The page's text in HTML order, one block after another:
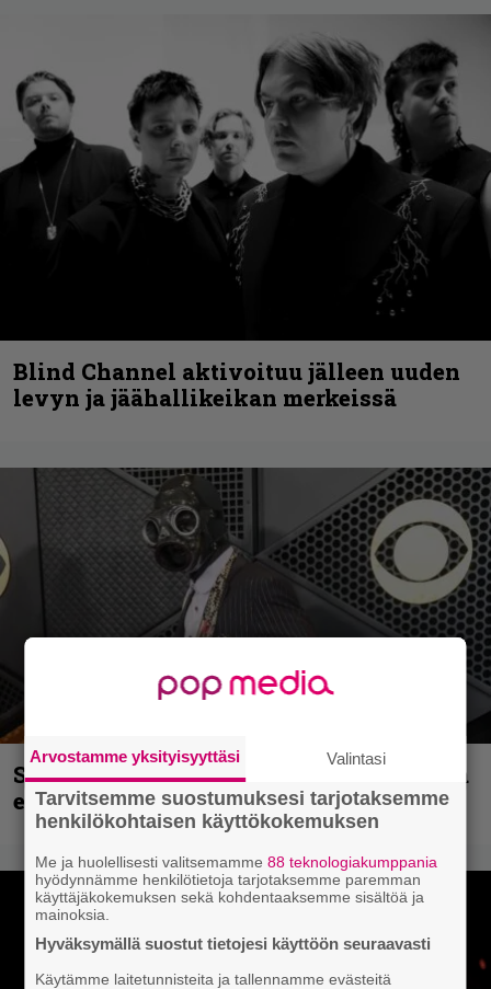
Blind Channel aktivoituu jälleen uuden
levyn ja jäähallikeikan merkeissä
Sid Wilsonin käytös syynä Slipknotista
erottamiseen, raportoi TMZ
Arvostamme yksityisyyttäsi Valintasi
Tarvitsemme suostumuksesi tarjotaksemme
henkilökohtaisen käyttökokemuksen
Me ja huolellisesti valitsemamme88 teknologiakumppania
hyödynnämme henkilötietoja tarjotaksemme paremman
käyttäjäkokemuksen sekä kohdentaaksemme sisältöä ja
mainoksia.
Hyväksymällä suostut tietojesi käyttöön seuraavasti
Käytämme laitetunnisteita ja tallennamme evästeitä